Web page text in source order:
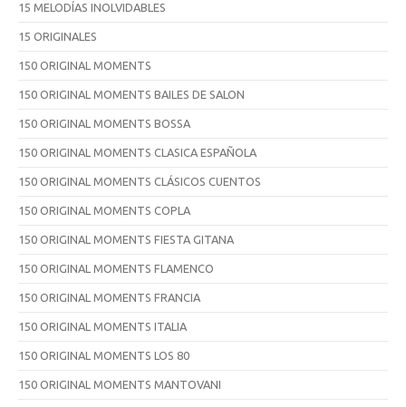
15 MELODÍAS INOLVIDABLES
15 ORIGINALES
150 ORIGINAL MOMENTS
150 ORIGINAL MOMENTS BAILES DE SALON
150 ORIGINAL MOMENTS BOSSA
150 ORIGINAL MOMENTS CLASICA ESPAÑOLA
150 ORIGINAL MOMENTS CLÁSICOS CUENTOS
150 ORIGINAL MOMENTS COPLA
150 ORIGINAL MOMENTS FIESTA GITANA
150 ORIGINAL MOMENTS FLAMENCO
150 ORIGINAL MOMENTS FRANCIA
150 ORIGINAL MOMENTS ITALIA
150 ORIGINAL MOMENTS LOS 80
150 ORIGINAL MOMENTS MANTOVANI